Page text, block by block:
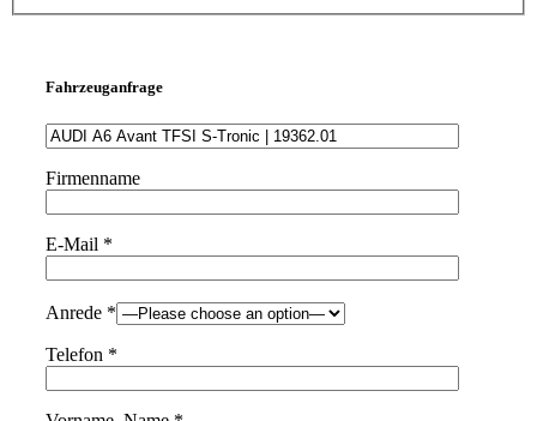
Fahrzeuganfrage
Firmenname
E-Mail *
leave
field
Anrede *
Telefon *